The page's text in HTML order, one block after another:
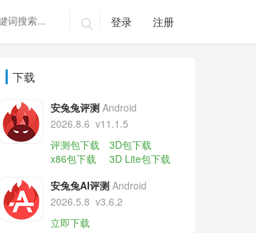
 登录 注册
下载
安兔兔评测 Android
2026.8.6 v11.1.5
评测包下载
3D包下载
x86包下载
3D Lite包下载
安兔兔AI评测 Android
2026.5.8 v3.6.2
立即下载